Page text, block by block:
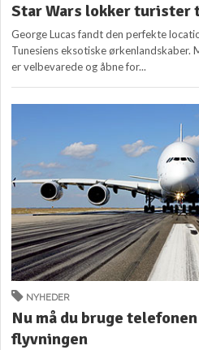
Star Wars lokker turister
George Lucas fandt den perfekte
Tunesiens eksotiske ørkenlandskaber.
er velbevarede og åbne for...
NYHEDER
Nu må du bruge
flyvningen